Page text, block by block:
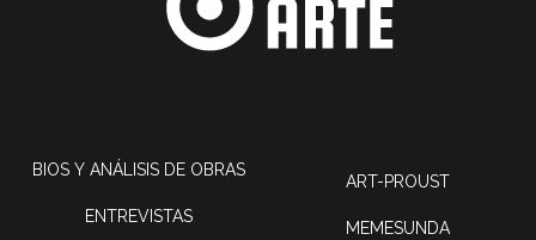
BIOS Y ANÁLISIS DE OBRAS
ENTREVISTAS
ART-PROUST
MEMESUNDA